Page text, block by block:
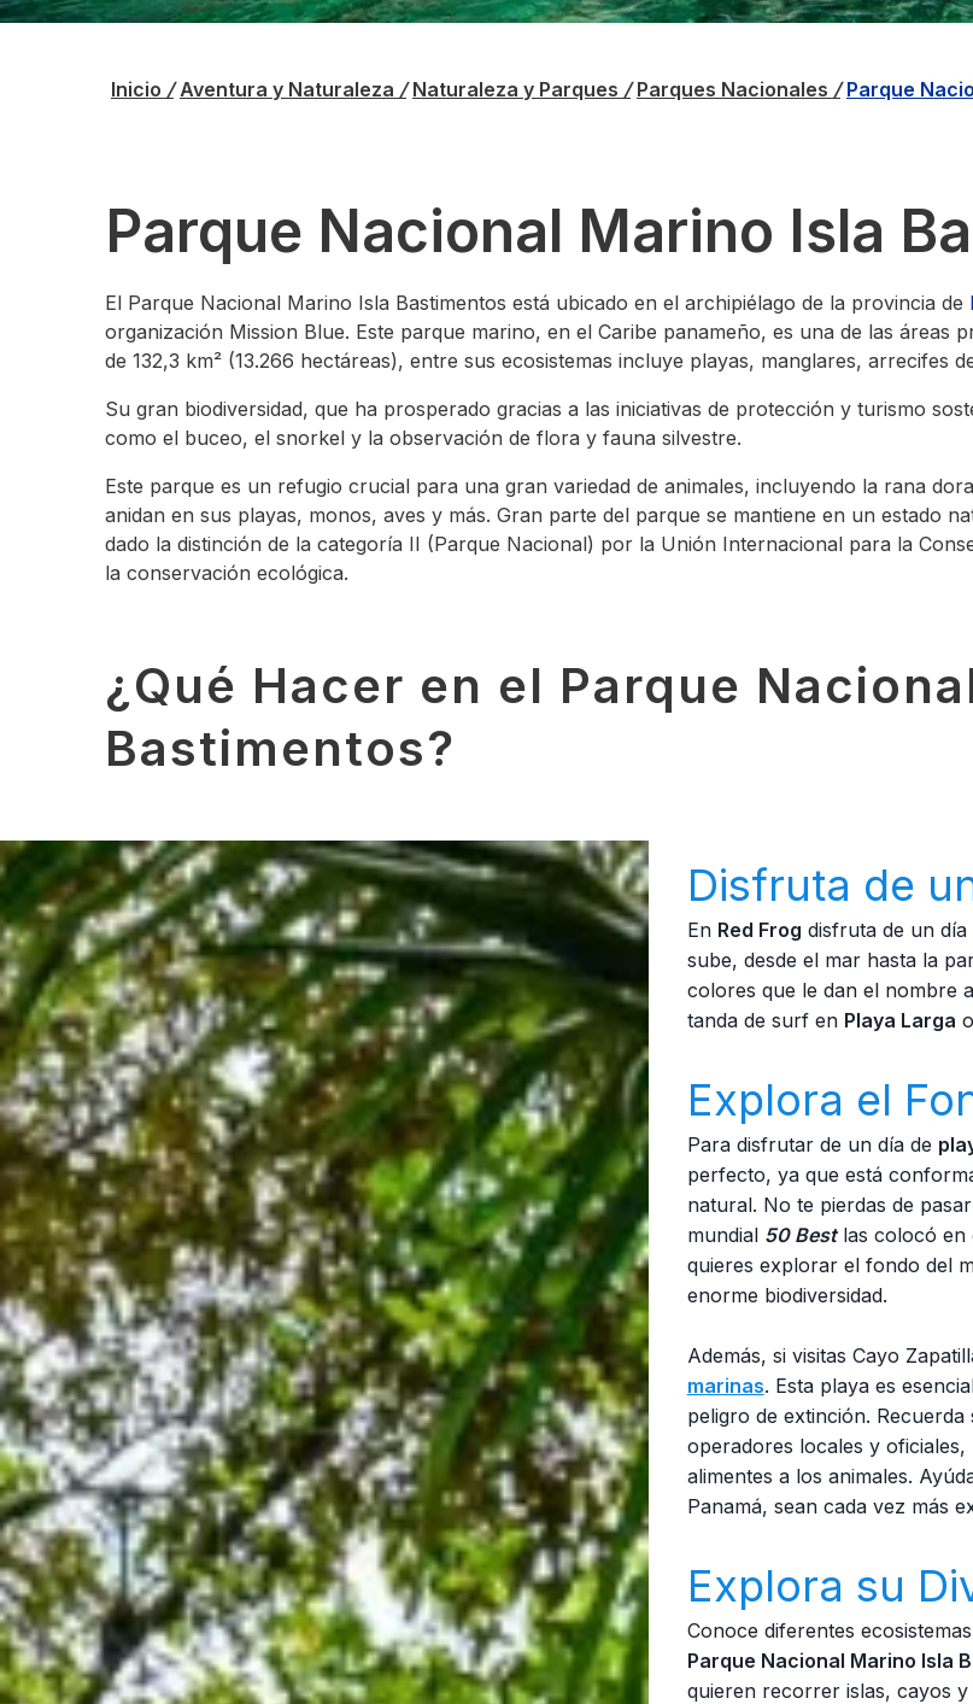
Inicio / Aventura y Naturaleza / Naturaleza y Parques / Parques Nacionales / Parque
Parque Nacional Marino Isla
El Parque Nacional Marino Isla Bastimentos está ubicado en el archipiélago de la provincia de
organización Mission Blue. Este parque marino, en el Caribe panameño, es una de las áreas
de 132,3 km² (13.266 hectáreas), entre sus ecosistemas incluye playas, manglares, arrecifes
Su gran biodiversidad, que ha prosperado gracias a las iniciativas de protección y turismo
como el buceo, el snorkel y la observación de flora y fauna silvestre.
Este parque es un refugio crucial para una gran variedad de animales, incluyendo la rana
anidan en sus playas, monos, aves y más. Gran parte del parque se mantiene en un estado
dado la distinción de la categoría II (Parque Nacional) por la Unión Internacional para la
la conservación ecológica.
¿Qué Hacer en el Parque
Bastimentos?
Disfruta de
En Red Frog disfruta de un
sube, desde el mar hasta la
colores que le dan el nombre
tanda de surf en Playa Larga o
Explora el
Para disfrutar de un día de
perfecto, ya que está
natural. No te pierdas de
mundial 50 Bestlas colocó en
quieres explorar el fondo del
enorme biodiversidad.
Además, si visitas Cayo
marinas. Esta playa es
peligro de extinción.
operadores locales y
alimentes a los animales.
Panamá, sean cada vez más
Explora su
Conoce diferentes
Parque Nacional Marino Isla
quieren recorrer islas, cayos